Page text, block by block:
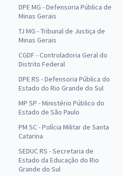
DPE MG - Defensoria Pública de
Minas Gerais
TJ MG - Tribunal de Justiça de
Minas Gerais
CGDF - Controladoria Geral do
Distrito Federal
DPE RS - Defensoria Pública do
Estado do Rio Grande do Sul
MP SP - Ministério Público do
Estado de São Paulo
PM SC - Polícia Militar de Santa
Catarina
SEDUC RS - Secretaria de
Estado da Educação do Rio
Grande do Sul